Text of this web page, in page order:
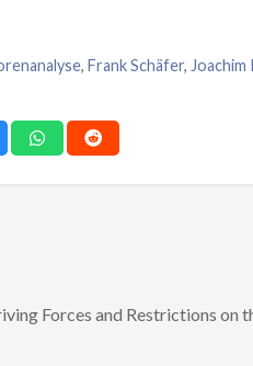
, Frank Schäfer, Joachim
Forces and Restrictions